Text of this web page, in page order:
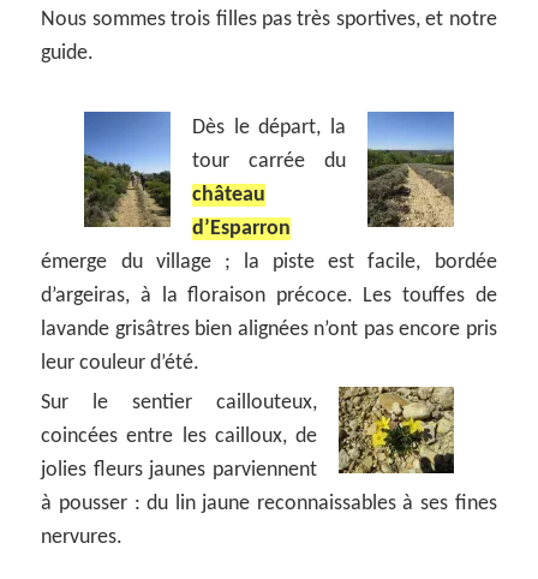
Nous sommes trois filles pas très sportives, et notre
guide.
Dès le départ, la
tour carrée du
château
d’Esparron
émerge du village ; la piste est facile, bordée
d’argeiras, à la floraison précoce. Les touffes de
lavande grisâtres bien alignées n’ont pas encore pris
leur couleur d’été.
Sur le sentier caillouteux,
coincées entre les cailloux, de
jolies fleurs jaunes parviennent
à pousser : du lin jaune reconnaissables à ses fines
nervures.